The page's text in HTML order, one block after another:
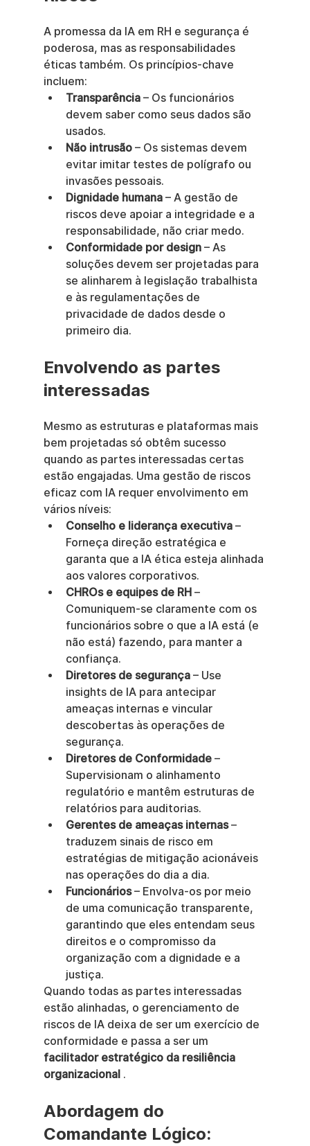
A promessa da IA em RH e segurança é
poderosa, mas as responsabilidades
éticas também. Os princípios-chave
incluem:
Transparência – Os funcionários
devem saber como seus dados são
usados.
Não intrusão – Os sistemas devem
evitar imitar testes de polígrafo ou
invasões pessoais.
Dignidade humana – A gestão de
riscos deve apoiar a integridade e a
responsabilidade, não criar medo.
Conformidade por design – As
soluções devem ser projetadas para
se alinharem à legislação trabalhista
e às regulamentações de
privacidade de dados desde o
primeiro dia.
Envolvendo as partes
interessadas
Mesmo as estruturas e plataformas mais
bem projetadas só obtêm sucesso
quando as partes interessadas certas
estão engajadas. Uma gestão de riscos
eficaz com IA requer envolvimento em
vários níveis:
Conselho e liderança executiva –
Forneça direção estratégica e
garanta que a IA ética esteja alinhada
aos valores corporativos.
CHROs e equipes de RH –
Comuniquem-se claramente com os
funcionários sobre o que a IA está (e
não está) fazendo, para manter a
confiança.
Diretores de segurança – Use
insights de IA para antecipar
ameaças internas e vincular
descobertas às operações de
segurança.
Diretores de Conformidade –
Supervisionam o alinhamento
regulatório e mantêm estruturas de
relatórios para auditorias.
Gerentes de ameaças internas –
traduzem sinais de risco em
estratégias de mitigação acionáveis
nas operações do dia a dia.
Funcionários – Envolva-os por meio
de uma comunicação transparente,
garantindo que eles entendam seus
direitos e o compromisso da
organização com a dignidade e a
justiça.
Quando todas as partes interessadas
estão alinhadas, o gerenciamento de
riscos de IA deixa de ser um exercício de
conformidade e passa a ser um
facilitador estratégico da resiliência
organizacional .
Abordagem do
Comandante Lógico: